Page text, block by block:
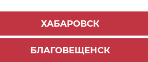
ХАБАРОВСК
БЛАГОВЕЩЕНСК